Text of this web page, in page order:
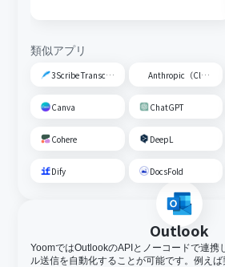
類似アプリ
3Scribe Transcription Anthropic（Claude）
Canva ChatGPT
Cohere DeepL
Dify DocsFold
Outlook
YoomではOutlookのAPIとノーコードで連携
ル送信を自動化することが可能です。例え